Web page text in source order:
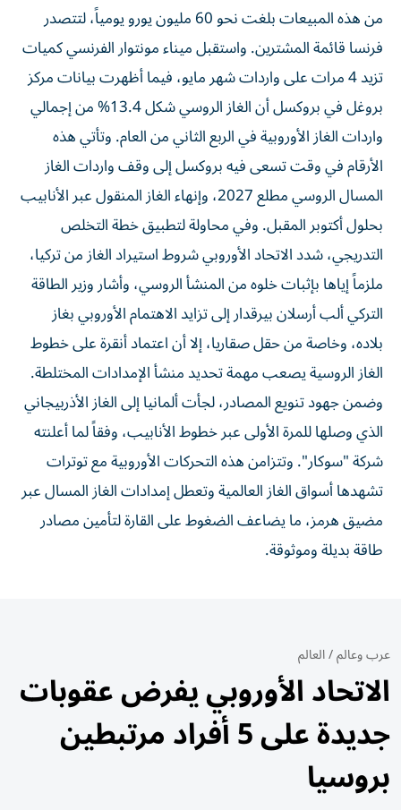
من هذه المبيعات بلغت نحو 60 مليون يورو يومياً، لتتصدر
فرنسا قائمة المشترين. واستقبل ميناء مونتوار الفرنسي كميات
تزيد 4 مرات على واردات شهر مايو، فيما أظهرت بيانات مركز
بروغل في بروكسل أن الغاز الروسي شكل 13.4% من إجمالي
واردات الغاز الأوروبية في الربع الثاني من العام. وتأتي هذه
الأرقام في وقت تسعى فيه بروكسل إلى وقف واردات الغاز
المسال الروسي مطلع 2027، وإنهاء الغاز المنقول عبر الأنابيب
بحلول أكتوبر المقبل. وفي محاولة لتطبيق خطة التخلص
التدريجي، شدد الاتحاد الأوروبي شروط استيراد الغاز من تركيا،
ملزماً إياها بإثبات خلوه من المنشأ الروسي، وأشار وزير الطاقة
التركي ألب أرسلان بيرقدار إلى تزايد الاهتمام الأوروبي بغاز
بلاده، وخاصة من حقل صقاريا، إلا أن اعتماد أنقرة على خطوط
الغاز الروسية يصعب مهمة تحديد منشأ الإمدادات المختلطة.
وضمن جهود تنويع المصادر، لجأت ألمانيا إلى الغاز الأذربيجاني
الذي وصلها للمرة الأولى عبر خطوط الأنابيب، وفقاً لما أعلنته
شركة "سوكار". وتتزامن هذه التحركات الأوروبية مع توترات
تشهدها أسواق الغاز العالمية وتعطل إمدادات الغاز المسال عبر
مضيق هرمز، ما يضاعف الضغوط على القارة لتأمين مصادر
طاقة بديلة وموثوقة.
عرب وعالم/العالم
الاتحاد الأوروبي يفرض عقوبات
جديدة على 5 أفراد مرتبطين
بروسيا